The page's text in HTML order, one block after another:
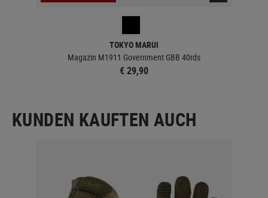
TOKYO MARUI
Magazin M1911 Government GBB 40rds
€ 29,90
KUNDEN KAUFTEN AUCH